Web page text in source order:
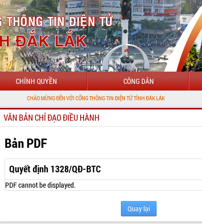
CHÍNH QUYỀN CÔNG DÂN
CHÀO MỪNG ĐẾN VỚI CỔNG THÔNG TIN ĐIỆN TỬ TỈNH ĐẮK LẮK
VĂN BẢN CHỈ ĐẠO ĐIỀU HÀNH
Bản PDF
Quyết định 1328/QĐ-BTC
PDF cannot be displayed.
Quay lại